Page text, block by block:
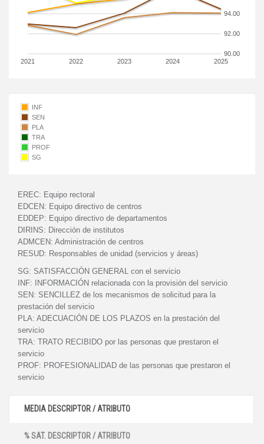
2021 2022 2023 2024 2025
90.00
92.00
94.00
INF
SEN
PLA
TRA
PROF
SG
EREC: Equipo rectoral
EDCEN: Equipo directivo de centros
EDDEP: Equipo directivo de departamentos
DIRINS: Dirección de institutos
ADMCEN: Administración de centros
RESUD: Responsables de unidad (servicios y áreas)
SG: SATISFACCIÓN GENERAL con el servicio
INF:
INFORMACIÓN relacionada con la provisión del servicio
SEN: SENCILLEZ de los mecanismos de solicitud para la
prestación del servicio
PLA: ADECUACIÓN DE LOS PLAZOS en la prestación del
servicio
TRA: TRATO RECIBIDO por las personas que prestaron el
servicio
PROF: PROFESIONALIDAD de las personas que prestaron el
servicio
MEDIA DESCRIPTOR / ATRIBUTO
% SAT. DESCRIPTOR / ATRIBUTO